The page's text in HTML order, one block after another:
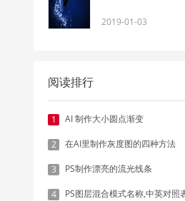
2019-01-03
阅读排行
1 AI 制作大小圆点渐变
2 在AI里制作灰度图的四种方法
3 PS制作漂亮的流光线条
4 PS图层混合模式名称,中英对照